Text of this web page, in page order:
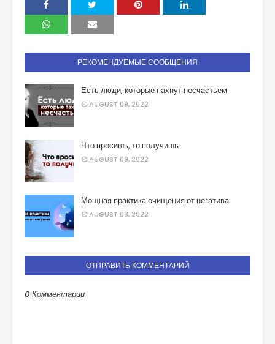
РЕКОМЕНДУЕМЫЕ СООБЩЕНИЯ
Есть люди, которые пахнут несчастьем
AUGUST 09, 2022
Что просишь, то получишь
AUGUST 09, 2022
Мощная практика очищения от негатива
AUGUST 03, 2022
ОТПРАВИТЬ КОММЕНТАРИЙ
0 Комментарии